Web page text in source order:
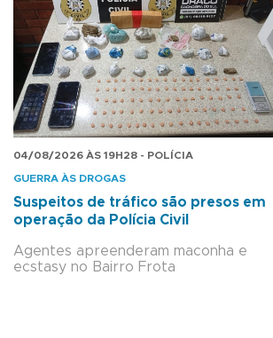
04/08/2026 ÀS 19H28 - POLÍCIA
GUERRA ÀS DROGAS
Suspeitos de tráfico são presos em
operação da Polícia Civil
Agentes apreenderam maconha e
ecstasy no Bairro Frota